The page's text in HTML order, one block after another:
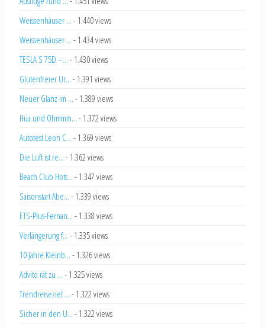
Weissenhäuser ... - 1.440 views
Weissenhäuser ... - 1.434 views
TESLA S 75D –... - 1.430 views
Glutenfreier Ur... - 1.391 views
Neuer Glanz im ... - 1.389 views
Hüa und Ohmmm... - 1.372 views
Autotest Leon C... - 1.369 views
Die Luft ist re... - 1.362 views
Beach Club Hots... - 1.347 views
Saisonstart Abe... - 1.339 views
ETS-Plus-Fernan... - 1.338 views
Verlängerung f... - 1.335 views
10 Jahre Kleinb... - 1.326 views
Advito rät zu ... - 1.325 views
Trendreiseziel ... - 1.322 views
Sicher in den U... - 1.322 views